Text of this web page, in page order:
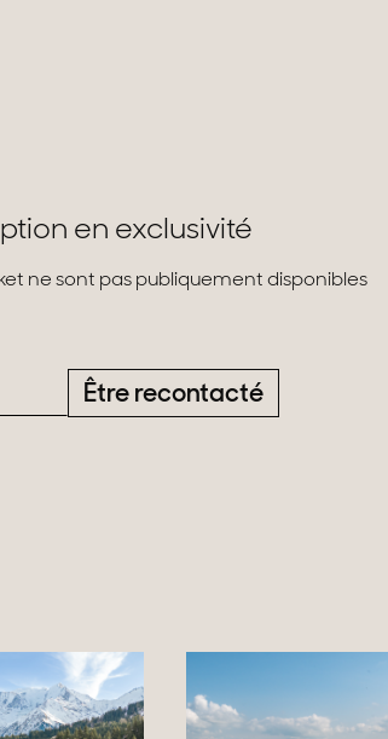
en exclusivité
ne sont pas publiquement disponibles
Être recontacté